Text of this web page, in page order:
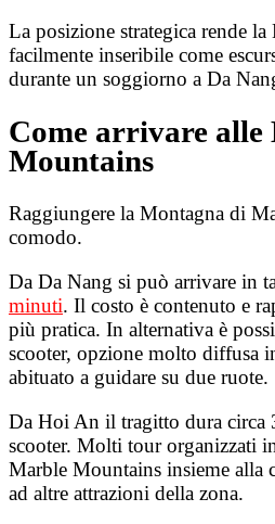
La posizione strategica rende
facilmente inseribile come
durante un soggiorno a Da
Come arrivare alle
Mountains
Raggiungere la Montagna di
comodo.
Da Da Nang si può arrivare in
minuti. Il costo è contenuto e
più pratica. In alternativa è
scooter, opzione molto diffusa
abituato a guidare su due ruote.
Da Hoi An il tragitto dura circa
scooter. Molti tour organizzati
Marble Mountains insieme alla
ad altre attrazioni della zona.